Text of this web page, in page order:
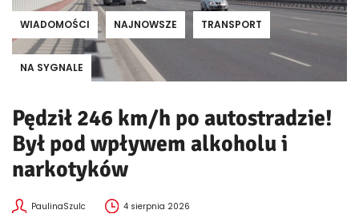
WIADOMOŚCI NAJNOWSZE TRANSPORT
NA SYGNALE
Pędził 246 km/h po autostradzie!
Był pod wpływem alkoholu i
narkotyków
PaulinaSzulc 4 sierpnia 2026